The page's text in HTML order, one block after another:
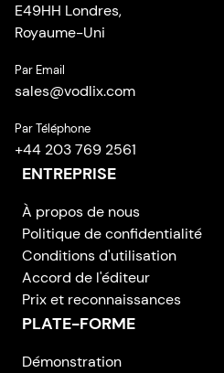
E49HH Londres,
Royaume-Uni
Par Email
sales@vodlix.com
Par Téléphone
+44 203 769 2561
ENTREPRISE
À propos de nous
Politique de confidentialité
Conditions d'utilisation
Accord de l'éditeur
Prix et reconnaissances
PLATE-FORME
Démonstration